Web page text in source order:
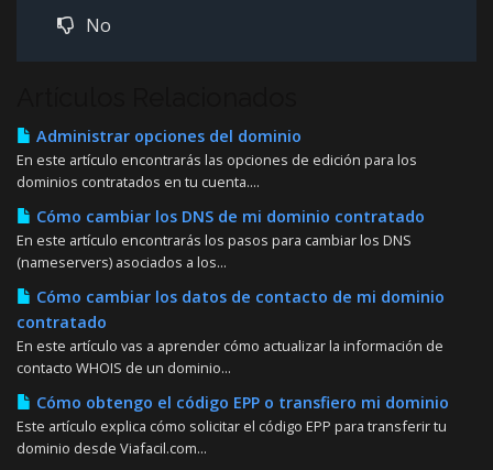
No
Administrar opciones del dominio
En este artículo encontrarás las opciones de edición para los
dominios contratados en tu cuenta....
Cómo cambiar los DNS de mi dominio contratado
En este artículo encontrarás los pasos para cambiar los DNS
(nameservers) asociados a los...
Cómo cambiar los datos de contacto de mi dominio
contratado
En este artículo vas a aprender cómo actualizar la información de
contacto WHOIS de un dominio...
Cómo obtengo el código EPP o transfiero mi dominio
Este artículo explica cómo solicitar el código EPP para transferir tu
dominio desde Viafacil.com...